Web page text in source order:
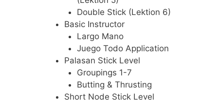
Double Stick (Lektion 6)
Basic Instructor
Largo Mano
Juego Todo Application
Palasan Stick Level
Groupings 1-7
Butting & Thrusting
Short Node Stick Level